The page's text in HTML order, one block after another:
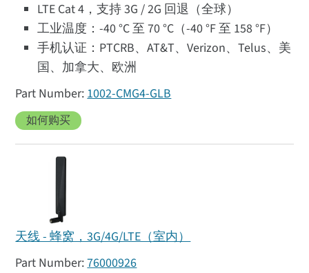
LTE Cat 4，支持 3G / 2G 回退（全球）
工业温度：-40 °C 至 70 °C（-40 °F 至 158 °F）
手机认证：PTCRB、AT&T、Verizon、Telus、美
国、加拿大、欧洲
1002-CMG4-GLB
如何购买
天线 - 蜂窝，3G/4G/LTE（室内）
76000926